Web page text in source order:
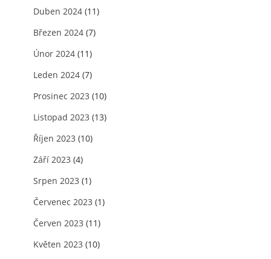
Duben 2024 (11)
Březen 2024 (7)
Únor 2024 (11)
Leden 2024 (7)
Prosinec 2023 (10)
Listopad 2023 (13)
Říjen 2023 (10)
Září 2023 (4)
Srpen 2023 (1)
Červenec 2023 (1)
Červen 2023 (11)
Květen 2023 (10)